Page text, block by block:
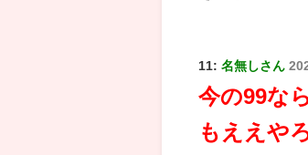
11: 名無しさん
今の99な
もええや